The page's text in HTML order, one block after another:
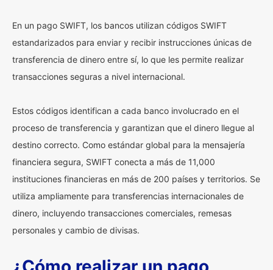
En un pago SWIFT, los bancos utilizan códigos SWIFT
estandarizados para enviar y recibir instrucciones únicas de
transferencia de dinero entre sí, lo que les permite realizar
transacciones seguras a nivel internacional.
Estos códigos identifican a cada banco involucrado en el
proceso de transferencia y garantizan que el dinero llegue al
destino correcto. Como estándar global para la mensajería
financiera segura, SWIFT conecta a más de 11,000
instituciones financieras en más de 200 países y territorios. Se
utiliza ampliamente para transferencias internacionales de
dinero, incluyendo transacciones comerciales, remesas
personales y cambio de divisas.